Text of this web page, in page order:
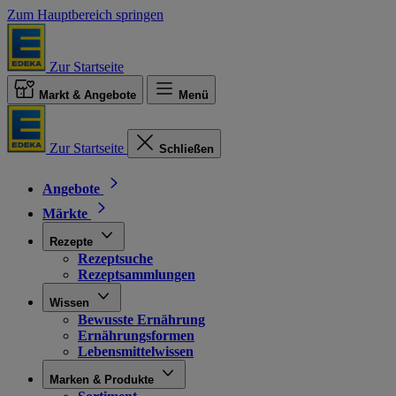
Zum Hauptbereich springen
Zur Startseite
Markt & Angebote Menü
Zur Startseite Schließen
Angebote
Märkte
Rezepte
Rezeptsuche
Rezeptsammlungen
Wissen
Bewusste Ernährung
Ernährungsformen
Lebensmittelwissen
Marken & Produkte